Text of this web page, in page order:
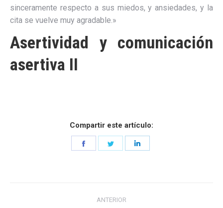
sinceramente respecto a sus miedos, y ansiedades, y la
cita se vuelve muy agradable.»
Asertividad y comunicación
asertiva II
Compartir este artículo:
Share
ANTERIOR